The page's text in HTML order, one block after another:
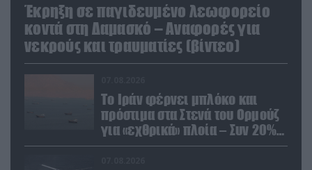
Έκρηξη σε παγιδευμένο λεωφορείο
κοντά στη Δαμασκό – Αναφορές για
νεκρούς και τραυματίες (βίντεο)
Το Ιράν φέρνει μπλόκο και
πρόστιμα στα Στενά του Ορμούζ
για «εχθρικά» πλοία – Συν 20%
στα φορτία